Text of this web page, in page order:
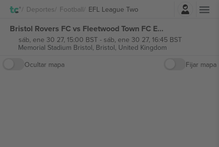
Deportes Football EFL League Two
Iniciar sesión
Bristol Rovers FC vs Fleetwood Town FC EFL League Two entradas
sáb, ene 30 27, 15:00 BST- sáb, ene 30 27, 16:45 BST
Memorial Stadium Bristol, Bristol, United Kingdom
Ocultar mapa
Fijar mapa